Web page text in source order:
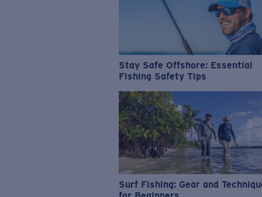
Stay Safe Offshore: Essential
Fishing Safety Tips
Surf Fishing: Gear and